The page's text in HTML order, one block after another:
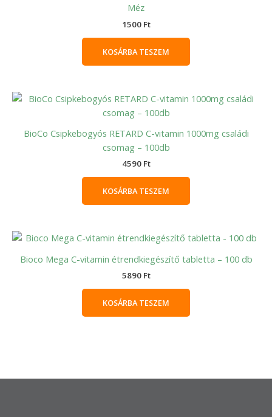
Méz
1500 Ft
KOSÁRBA TESZEM
BioCo Csipkebogyós RETARD C-vitamin 1000mg családi
csomag – 100db
4590 Ft
KOSÁRBA TESZEM
Bioco Mega C-vitamin étrendkiegészítő tabletta – 100 db
5890 Ft
KOSÁRBA TESZEM